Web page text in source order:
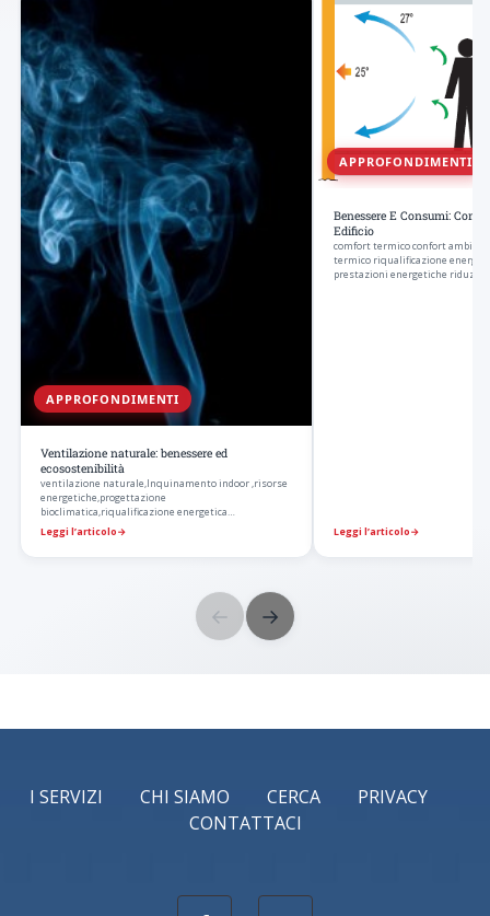
APPROFONDIMENTI
Ventilazione naturale: benessere ed
ecosostenibilità
ventilazione naturale,Inquinamento indoor ,risorse
energetiche,progettazione
bioclimatica,riqualificazione energetica
edifici,architettura…
Leggi l’articolo→
APPROFONDIMENTI
Benessere E Consumi:
Edificio
comfort termico confort
termico riqualificazione
prestazioni energetiche
Leggi l’articolo→
← →
I SERVIZI CHI SIAMO CERCA
PRIVACY
CONTATTACI